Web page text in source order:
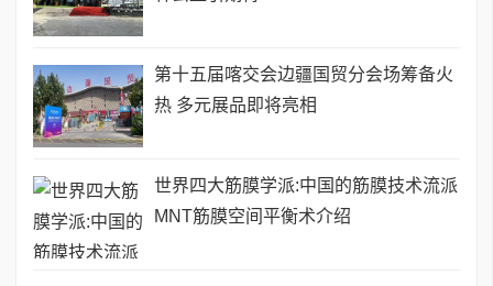
第十五届喀交会边疆国贸分会场筹备火
热 多元展品即将亮相
世界四大筋膜学派:中国的筋膜技术流派
MNT筋膜空间平衡术介绍